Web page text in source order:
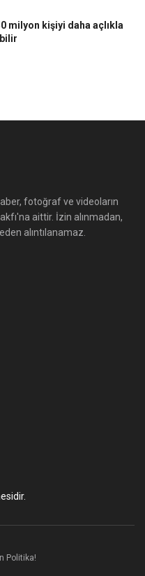
milyon kişiyi daha açlıkla
fotoğraf ve videoların
aittir. İzin alınmadan,
alıntılanamaz.
Politika!